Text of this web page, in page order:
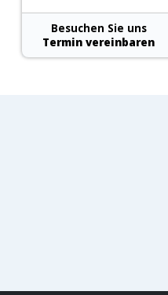
Besuchen Sie uns
Termin vereinbaren